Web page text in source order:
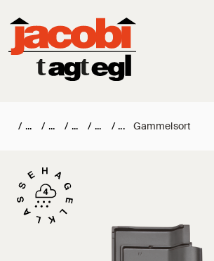
/ / / / / Gammelsort